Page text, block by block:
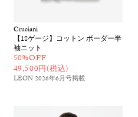
Cruciani
【18ゲージ】コットン ボーダー半
袖ニット
50%OFF
49,500円(税込)
LEON 2026年6月号掲載